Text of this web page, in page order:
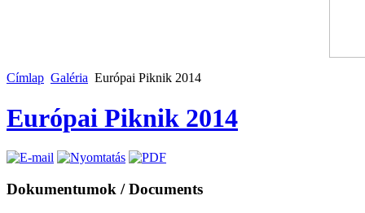
Címlap Galéria Európai Piknik 2014
Európai Piknik 2014
Dokumentumok / Documents